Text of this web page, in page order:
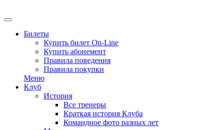
Билеты
Купить билет On-Line
Купить абонемент
Правила поведения
Правила покупки
Меню
Клуб
История
Все тренеры
Краткая история Клуба
Командное фото разных лет